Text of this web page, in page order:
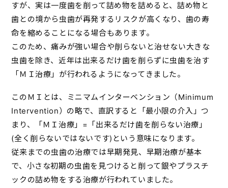
すが、実は一度歯を削って詰め物を詰めると、詰め物と
歯との境から虫歯が再発するリスクが高くなり、歯の寿
命を縮めることになる場合もあります。
このため、痛みが強い場合や削らないと治せない大きな
虫歯を除き、近年は出来るだけ歯を削らずに虫歯を治す
「ＭＩ治療」が行われるようになってきました。
このＭＩとは、ミニマムインターベンション（Minimum
Intervention）の略で、直訳すると「最小限の介入」つ
まり、「ＭＩ治療」=「出来るだけ歯を削らない治療」
(全く削らないではないです)という意味になります。
従来までの虫歯の治療では早期発見、早期治療が基本
で、小さな初期の虫歯を見つけると削って銀やプラスチ
ックの詰め物をする治療が行われていました。